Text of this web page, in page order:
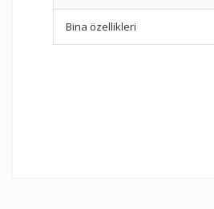
Bina özellikleri